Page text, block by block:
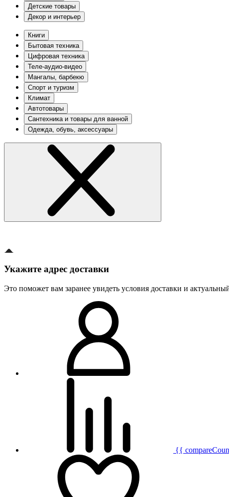
Детские товары
Декор и интерьер
Книги
Бытовая техника
Цифровая техника
Теле-аудио-видео
Мангалы, барбекю
Спорт и туризм
Климат
Автотовары
Сантехника и товары для ванной
Одежда, обувь, аксессуары
Укажите адрес доставки
Это поможет вам заранее увидеть условия доставки и
{{